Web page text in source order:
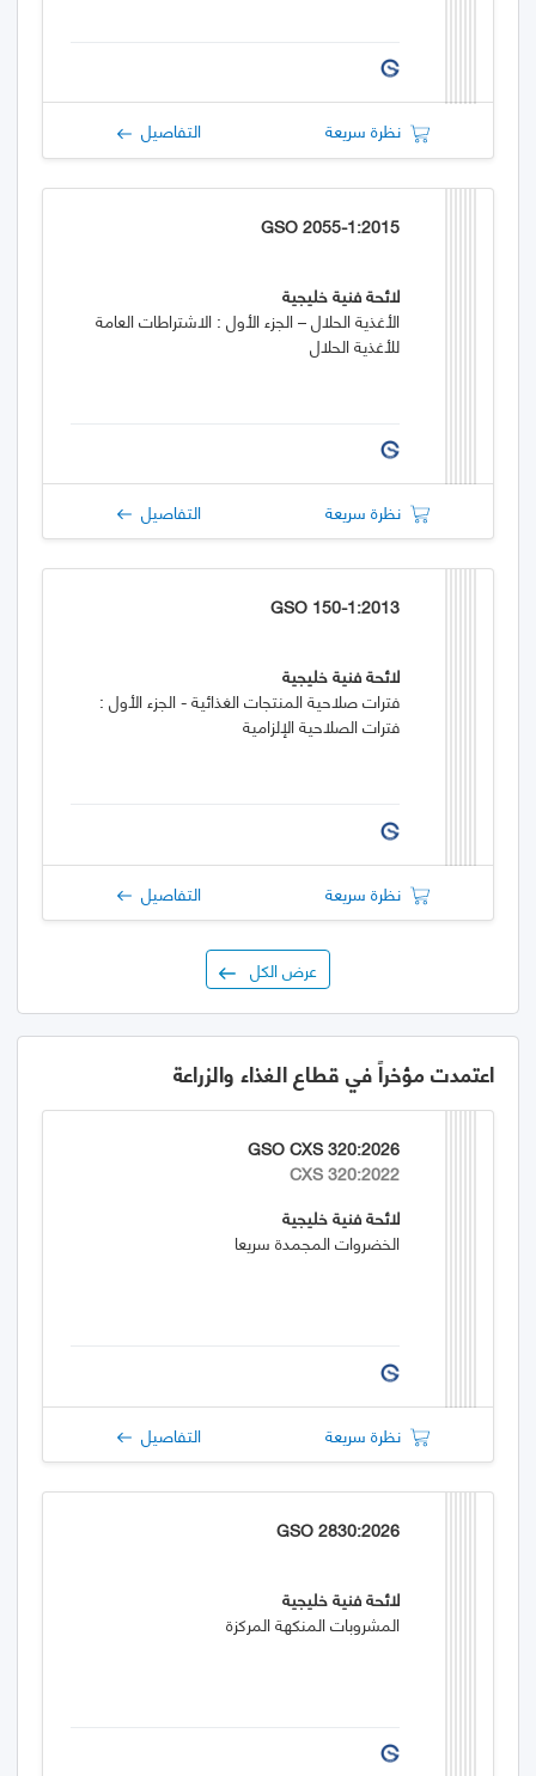
نظرة سريعة التفاصيل
GSO 2055-1:2015
لائحة فنية خليجية
الأغذية الحلال – الجزء الأول : الاشتراطات العامة
للأغذية الحلال
نظرة سريعة التفاصيل
GSO 150-1:2013
لائحة فنية خليجية
فترات صلاحية المنتجات الغذائية - الجزء الأول :
فترات الصلاحية الإلزامية
نظرة سريعة التفاصيل
عرض الكل
اعتمدت مؤخراً في قطاع الغذاء والزراعة
GSO CXS 320:2026
CXS 320:2022
لائحة فنية خليجية
الخضروات المجمدة سريعا
نظرة سريعة التفاصيل
GSO 2830:2026
لائحة فنية خليجية
المشروبات المنكهة المركزة